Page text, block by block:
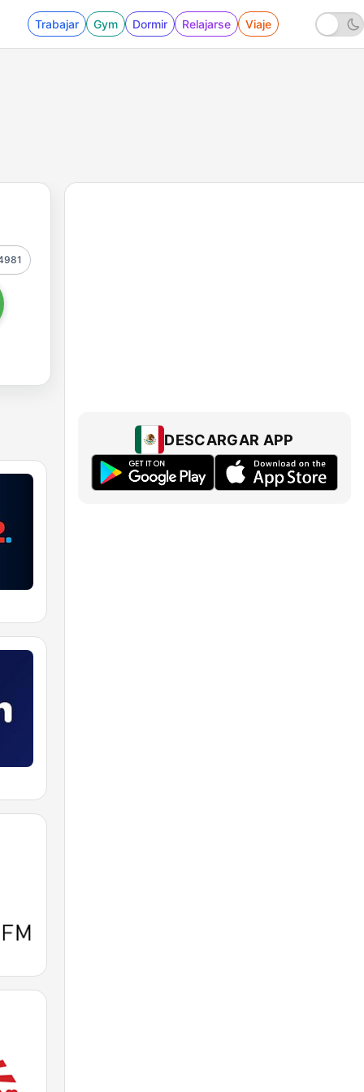
Trabajar Gym Dormir Relajarse Viaje
DESCARGAR APP